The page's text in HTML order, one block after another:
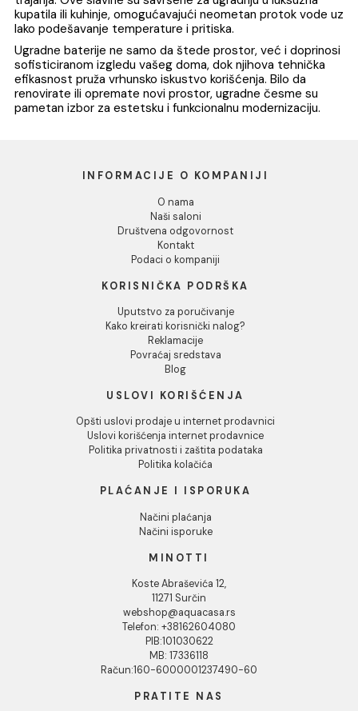
Ugradna baterija sa tuš
setom 4 COPEN NOOK
mat crna
21.403,00 RSD / kom
DODAJ U KORPU
Ugradna baterija sa
setom 5 COPEN
brušeno zlato
24.974,00 RSD /
DODAJ U KORPU
1 2 3 ... 7
Ugradne slavine su savršeno rešenje za moderan i
minimalistički dizajn kupatila i kuhinja. Ove baterije,
diskretno postavljene unutar zida ili radne površine,
estetski čist izgled i oslobađaju prostor, čineći vaš
enterijer urednim i sofisticiranim. Ugradne baterije nisu
samo estetske, već i funkcionalne, jer omogućavaju
čišćenje i veću slobodu u rasporedu elemenata u
Naša ponuda ugradnih česmi uključuje visokokvalitetne
modele koji kombinuju moderan dizajn i pouzdanu
funkcionalnost. Napravljene su od dugotrajnih materijala
otpornih na koroziju i habanje, što garantuje dug vek
kupatila ili kuhinje, omogućavajući neometan protok
lako podešavanje temperature i pritiska.
Ugradne baterije ne samo da štede prostor, već i
efikasnost pruža vrhunsko iskustvo korišćenja. Bilo da
renovirate ili opremate novi prostor, ugradne česme su
pametan izbor za estetsku i funkcionalnu modernizaciju.
INFORMACIJE O KOMPANIJI
O nama
Naši saloni
Društvena odgovornost
Podaci o kompaniji